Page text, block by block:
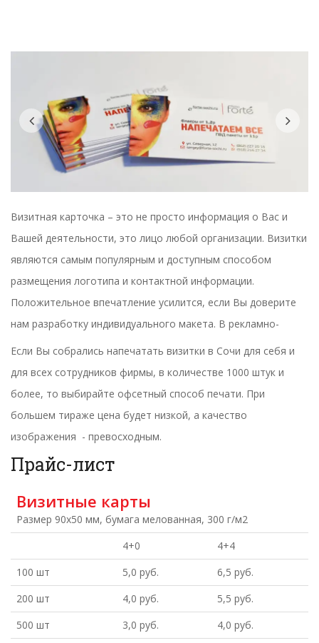
Previous
Визитная карточка – это не просто информация о Вас и
Вашей деятельности, это лицо любой организации. Визитки
являются самым популярным и доступным способом
размещения логотипа и контактной информации.
Положительное впечатление усилится, если Вы доверите
нам разработку индивидуального макета. В рекламно-
производственной фирме «Форте» создадут оригинальный
дизайн-макет, отражающий Ваш стиль.
Если Вы собрались напечатать визитки в Сочи для себя и
для всех сотрудников фирмы, в количестве 1000 штук и
более, то выбирайте офсетный способ печати. При
большем тираже цена будет низкой, а качество
изображения - превосходным.
Прайс-лист
Визитные карты
Размер 90х50 мм, бумага мелованная, 300 г/м2
4+0
4+4
100 шт
5,0 руб.
6,5 руб.
200 шт
4,0 руб.
5,5 руб.
500 шт
3,0 руб.
4,0 руб.